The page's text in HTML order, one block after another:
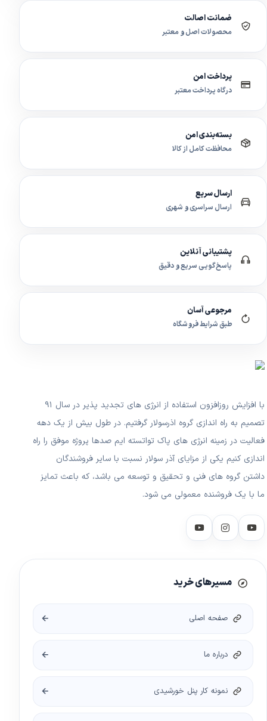
ضمانت اصالت
محصولات اصل و معتبر
پرداخت امن
درگاه پرداخت معتبر
بسته‌بندی امن
محافظت کامل از کالا
ارسال سریع
ارسال سراسری و شهری
پشتیبانی آنلاین
پاسخ‌گویی سریع و دقیق
مرجوعی آسان
طبق شرایط فروشگاه
با افزایش روزافزون استفاده از انرژی های تجدید پذیر در سال ۹۱
تصمیم به راه اندازی گروه اذرسولار گرفتیم. در طول بیش از یک دهه
فعالیت در زمینه انرژی های پاک تواتسته ایم صدها پروژه موفق را راه
اندازی کنیم یکی از مزایای آذر سولار نسبت با سایر فروشندگان
داشتن گروه های فنی و تحقیق و توسعه می باشد، که باعث تمایز
ما با یک فروشنده معمولی می شود.
مسیرهای خرید
صفحه اصلی
درباره ما
نمونه کار پنل خورشیدی